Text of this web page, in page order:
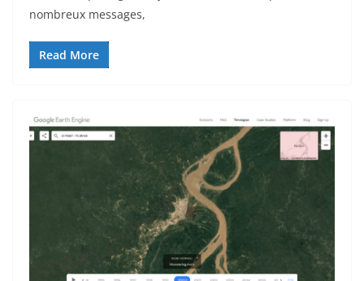
nombreux messages,
Read More